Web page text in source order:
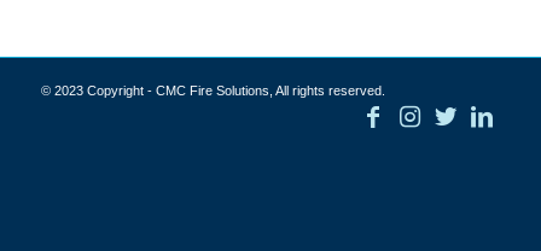
© 2023 Copyright - CMC Fire Solutions, All rights reserved.